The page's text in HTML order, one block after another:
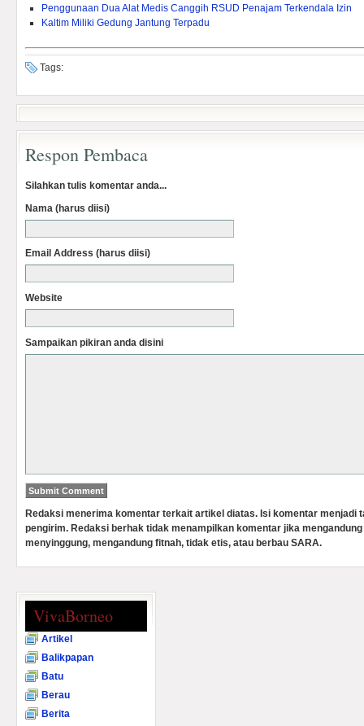
Penggunaan Dua Alat Medis Canggih RSUD Penajam Terkendala Izin
Kaltim Miliki Gedung Jantung Terpadu
Tags:
Respon Pembaca
Silahkan tulis komentar anda...
Nama (harus diisi)
Email Address (harus diisi)
Website
Sampaikan pikiran anda disini
Redaksi menerima komentar terkait artikel diatas. Isi komentar menjadi
pengirim. Redaksi berhak tidak menampilkan komentar jika
menyinggung, mengandung fitnah, tidak etis, atau berbau SARA.
VivaBorneo
Artikel
Balikpapan
Batu
Berau
Berita